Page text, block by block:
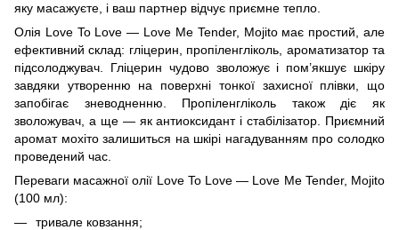
яку масажуєте, і ваш партнер відчує приємне тепло.
Олія Love To Love — Love Me Tender, Mojito має простий, але
ефективний склад: гліцерин, пропіленгліколь, ароматизатор та
підсолоджувач. Гліцерин чудово зволожує і пом’якшує шкіру
завдяки утворенню на поверхні тонкої захисної плівки, що
запобігає зневодненню. Пропіленгліколь також діє як
зволожувач, а ще — як антиоксидант і стабілізатор. Приємний
аромат мохіто залишиться на шкірі нагадуванням про солодко
проведений час.
Переваги масажної олії Love To Love — Love Me Tender, Mojito
(100 мл):
тривале ковзання;